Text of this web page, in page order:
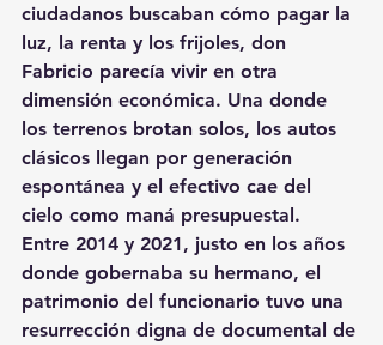
ciudadanos buscaban cómo pagar la
luz, la renta y los frijoles, don
Fabricio parecía vivir en otra
dimensión económica. Una donde
los terrenos brotan solos, los autos
clásicos llegan por generación
espontánea y el efectivo cae del
cielo como maná presupuestal.
Entre 2014 y 2021, justo en los años
donde gobernaba su hermano, el
patrimonio del funcionario tuvo una
resurrección digna de documental de